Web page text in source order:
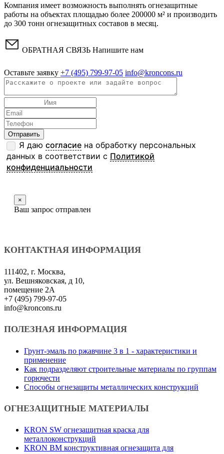
Компания имеет возможность выполнять огнезащитные
работы на объектах площадью более 200000 м² и производить
до 300 тонн огнезащитных составов в месяц.
ОБРАТНАЯ СВЯЗЬ Напишите нам
Оставьте заявку +7 (495) 799-97-05 info@kroncons.ru
Я даю согласие на обработку персональных
данных в соответствии с Политикой
конфиденциальности
×
Ваш запрос отправлен
КОНТАКТНАЯ ИНФОРМАЦИЯ
111402, г. Москва,
ул. Вешняковская, д 10,
помещение 2А
+7 (495) 799-97-05
info@kroncons.ru
ПОЛЕЗНАЯ ИНФОРМАЦИЯ
Грунт-эмаль по ржавчине 3 в 1 - характеристики и
применение
Как подразделяют строительные материалы по группам
горючести
Способы огнезащиты металлических конструкций
ОГНЕЗАЩИТНЫЕ МАТЕРИАЛЫ
KRON SW огнезащитная краска для
металлоконструкций
KRON BM конструктивная огнезащита для